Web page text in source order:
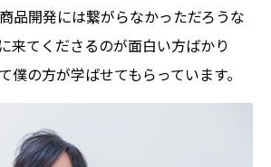
品開発には繋がらなかっただろうな
来てくださるのが面白い方ばかり
僕の方が学ばせてもらっています。